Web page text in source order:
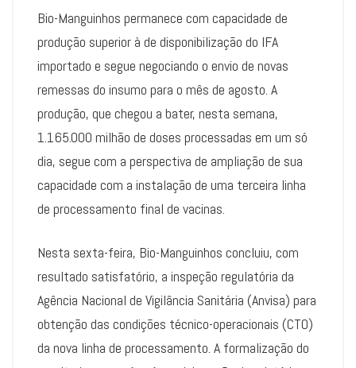
Bio-Manguinhos permanece com capacidade de
produção superior à de disponibilização do IFA
importado e segue negociando o envio de novas
remessas do insumo para o mês de agosto. A
produção, que chegou a bater, nesta semana,
1.165.000 milhão de doses processadas em um só
dia, segue com a perspectiva de ampliação de sua
capacidade com a instalação de uma terceira linha
de processamento final de vacinas.
Nesta sexta-feira, Bio-Manguinhos concluiu, com
resultado satisfatório, a inspeção regulatória da
Agência Nacional de Vigilância Sanitária (Anvisa) para
obtenção das condições técnico-operacionais (CTO)
da nova linha de processamento. A formalização do